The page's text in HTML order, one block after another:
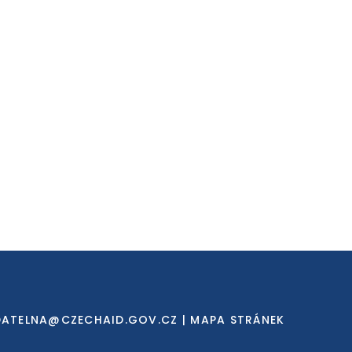
| MAPA STRÁNEK